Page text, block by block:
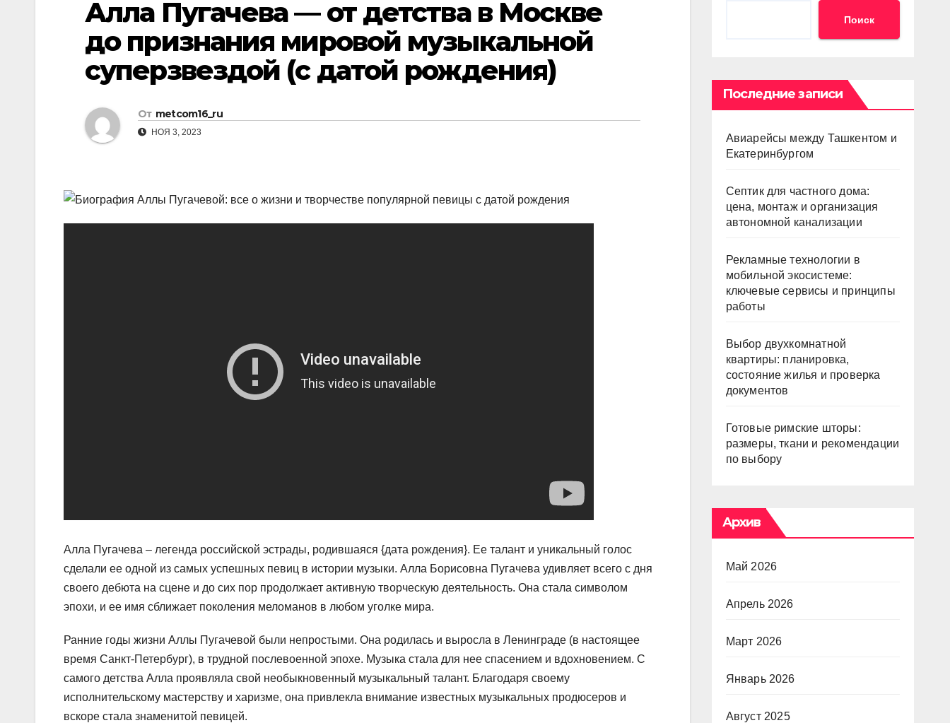
Алла Пугачева — от детства в Москве
до признания мировой музыкальной
суперзвездой (с датой рождения)
От metcom16_ru
НОЯ 3, 2023
Алла Пугачева – легенда российской эстрады, родившаяся {дата рождения}. Ее талант и уникальный голос
сделали ее одной из самых успешных певиц в истории музыки. Алла Борисовна Пугачева удивляет всего с дня
своего дебюта на сцене и до сих пор продолжает активную творческую деятельность. Она стала символом
эпохи, и ее имя сближает поколения меломанов в любом уголке мира.
Ранние годы жизни Аллы Пугачевой были непростыми. Она родилась и выросла в Ленинграде (в настоящее
время Санкт-Петербург), в трудной послевоенной эпохе. Музыка стала для нее спасением и вдохновением. С
самого детства Алла проявляла свой необыкновенный музыкальный талант. Благодаря своему
исполнительскому мастерству и харизме, она привлекла внимание известных музыкальных продюсеров и
вскоре стала знаменитой певицей.
Поиск
Последние записи
Авиарейсы между Ташкентом и
Екатеринбургом
Септик для частного дома:
цена, монтаж и организация
автономной канализации
Рекламные технологии в
мобильной экосистеме:
ключевые сервисы и принципы
работы
Выбор двухкомнатной
квартиры: планировка,
состояние жилья и проверка
документов
Готовые римские шторы:
размеры, ткани и рекомендации
по выбору
Архив
Май 2026
Апрель 2026
Март 2026
Январь 2026
Август 2025